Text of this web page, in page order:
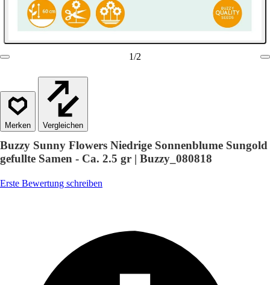
1/2
Vergleichen
Buzzy Sunny Flowers Niedrige Sonnenblume Sungold
gefullte Samen - Ca. 2.5 gr | Buzzy_080818
Erste Bewertung schreiben